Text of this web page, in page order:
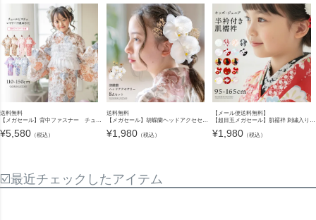
送料無料
【メガセール】背中ファスナー チュールビスチェレイヤード風浴衣 キッズ オールインワン浴衣 着付け簡単 花柄 チェック柄 女の子 子供浴衣 小学生 親子お揃い キャサリンコテージ TAK
¥5,580 （税込）
送料無料
【メガセール】胡蝶蘭ヘッドアクセセット ヘアアクセサリー 七五三 着物 浴衣 袴 卒業袴 卒業式 成人式 花 キッズ ジュニア レディース 大人 女の子 和装 和風 髪飾り 造花 キャサリンコテージ TAK
¥1,980（税込）
【メール便送料無料】
【超目玉メガセール】肌襦袢 刺繍入り半衿付き 着付け用品 襦袢 和装 着物 浴衣 七五三 袴 卒業式 キッズ YUP12《メール便優先商品》
¥1,980 （税込）
☑️最近チェックしたアイテム